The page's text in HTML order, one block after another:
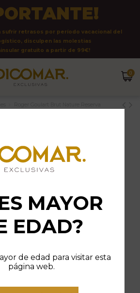
MAYOR
EDAD?
de edad para visitar esta
página web.
sufrir retrasos por período vacacional del
disculpen las molestias
gratuito a partir de 99€!
0